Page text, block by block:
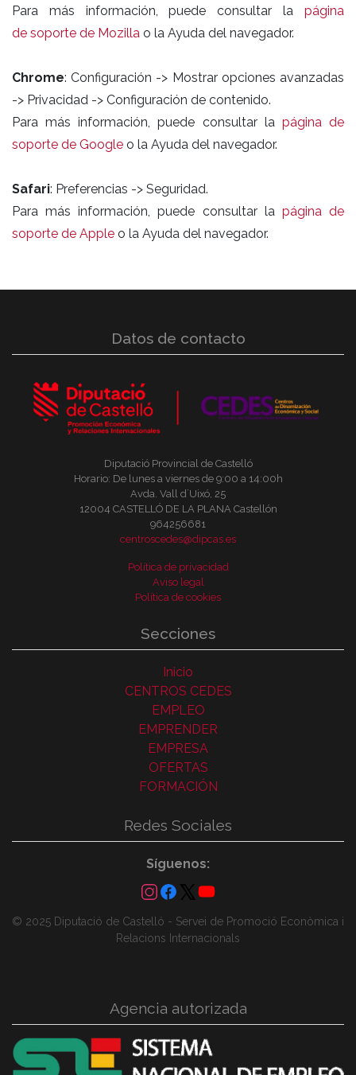
Para más información, puede consultar la página
de soporte de Mozilla o la Ayuda del navegador.
Chrome: Configuración -> Mostrar opciones avanzadas
-> Privacidad -> Configuración de contenido.
Para más información, puede consultar la página de
soporte de Google o la Ayuda del navegador.
Safari: Preferencias -> Seguridad.
Para más información, puede consultar la página de
soporte de Apple o la Ayuda del navegador.
Datos de contacto
Diputació Provincial de Castelló
Horario: De lunes a viernes de 9:00 a 14:00h
Avda. Vall d´Uixó, 25
12004 CASTELLÓ DE LA PLANA Castellón
964256681
centroscedes@dipcas.es
Política de privacidad
Aviso legal
Política de cookies
Secciones
Inicio
CENTROS CEDES
EMPLEO
EMPRENDER
EMPRESA
OFERTAS
FORMACIÓN
Redes Sociales
Síguenos:
© 2025 Diputació de Castelló - Servei de Promoció Econòmica i
Relacions Internacionals
Agencia autorizada